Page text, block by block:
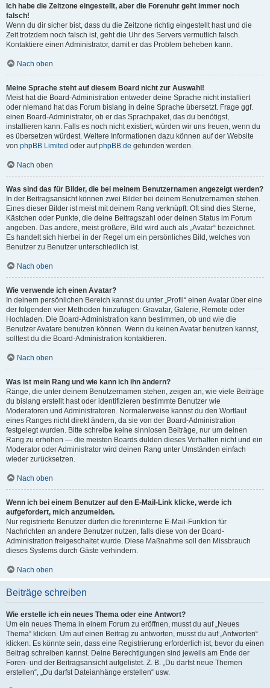
Ich habe die Zeitzone eingestellt, aber die Forenuhr geht immer noch
falsch!
Wenn du dir sicher bist, dass du die Zeitzone richtig eingestellt hast und die
Zeit trotzdem noch falsch ist, geht die Uhr des Servers vermutlich falsch.
Kontaktiere einen Administrator, damit er das Problem beheben kann.
Nach oben
Meine Sprache steht auf diesem Board nicht zur Auswahl!
Meist hat die Board-Administration entweder deine Sprache nicht installiert
oder niemand hat das Forum bislang in deine Sprache übersetzt. Frage ggf.
einen Board-Administrator, ob er das Sprachpaket, das du benötigst,
installieren kann. Falls es noch nicht existiert, würden wir uns freuen, wenn du
es übersetzen würdest. Weitere Informationen dazu können auf der Website
von phpBB Limited oder aufphpBB.de gefunden werden.
Nach oben
Was sind das für Bilder, die bei meinem Benutzernamen angezeigt werden?
In der Beitragsansicht können zwei Bilder bei deinem Benutzernamen stehen.
Eines dieser Bilder ist meist mit deinem Rang verknüpft: Oft sind dies Sterne,
Kästchen oder Punkte, die deine Beitragszahl oder deinen Status im Forum
angeben. Das andere, meist größere, Bild wird auch als „Avatar“ bezeichnet.
Es handelt sich hierbei in der Regel um ein persönliches Bild, welches von
Benutzer zu Benutzer unterschiedlich ist.
Nach oben
Wie verwende ich einen Avatar?
In deinem persönlichen Bereich kannst du unter „Profil“ einen Avatar über eine
der folgenden vier Methoden hinzufügen: Gravatar, Galerie, Remote oder
Hochladen. Die Board-Administration kann bestimmen, ob und wie die
Benutzer Avatare benutzen können. Wenn du keinen Avatar benutzen kannst,
solltest du die Board-Administration kontaktieren.
Nach oben
Was ist mein Rang und wie kann ich ihn ändern?
Ränge, die unter deinem Benutzernamen stehen, zeigen an, wie viele Beiträge
du bislang erstellt hast oder identifizieren bestimmte Benutzer wie
Moderatoren und Administratoren. Normalerweise kannst du den Wortlaut
eines Ranges nicht direkt ändern, da sie von der Board-Administration
festgelegt wurden. Bitte schreibe keine sinnlosen Beiträge, nur um deinen
Rang zu erhöhen — die meisten Boards dulden dieses Verhalten nicht und ein
Moderator oder Administrator wird deinen Rang unter Umständen einfach
wieder zurücksetzen.
Nach oben
Wenn ich bei einem Benutzer auf den E-Mail-Link klicke, werde ich
aufgefordert, mich anzumelden.
Nur registrierte Benutzer dürfen die foreninterne E-Mail-Funktion für
Nachrichten an andere Benutzer nutzen, falls diese von der Board-
Administration freigeschaltet wurde. Diese Maßnahme soll den Missbrauch
dieses Systems durch Gäste verhindern.
Nach oben
Beiträge schreiben
Wie erstelle ich ein neues Thema oder eine Antwort?
Um ein neues Thema in einem Forum zu eröffnen, musst du auf „Neues
Thema“ klicken. Um auf einen Beitrag zu antworten, musst du auf „Antworten“
klicken. Es könnte sein, dass eine Registrierung erforderlich ist, bevor du einen
Beitrag schreiben kannst. Deine Berechtigungen sind jeweils am Ende der
Foren- und der Beitragsansicht aufgelistet. Z. B. „Du darfst neue Themen
erstellen“, „Du darfst Dateianhänge erstellen“ usw.